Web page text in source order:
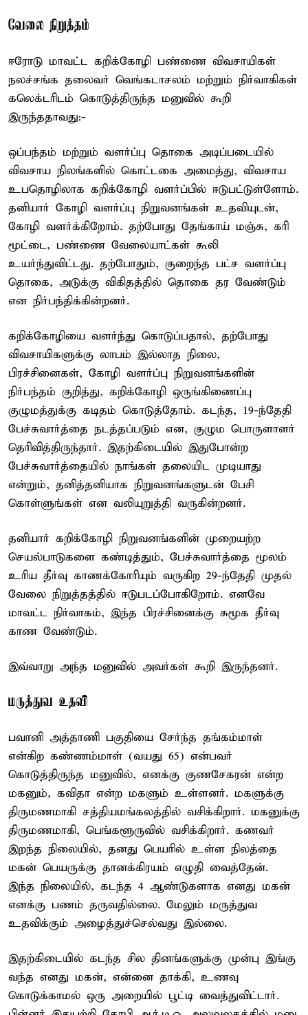
வேலை நிறுத்தம்
ஈரோடு மாவட்ட கறிக்கோழி பண்ணை விவசாயிகள்
நலச்சங்க தலைவர் வெங்கடாசலம் மற்றும் நிர்வாகிகள்
கலெக்டரிடம் கொடுத்திருந்த மனுவில் கூறி
இருந்ததாவது:-
ஒப்பந்தம் மற்றும் வளர்ப்பு தொகை அடிப்படையில்
விவசாய நிலங்களில் கொட்டகை அமைத்து, விவசாய
உபதொழிலாக கறிக்கோழி வளர்ப்பில் ஈடுபட்டுள்ளோம்.
தனியார் கோழி வளர்ப்பு நிறுவனங்கள் உதவியுடன்,
கோழி வளர்க்கிறோம். தற்போது தேங்காய் மஞ்சு, கரி
மூட்டை, பண்ணை வேலையாட்கள் கூலி
உயர்ந்துவிட்டது. தற்போதும், குறைந்த பட்ச வளர்ப்பு
தொகை, அடுக்கு விகிதத்தில் தொகை தர வேண்டும்
என நிர்பந்திக்கின்றனர்.
கறிக்கோழியை வளர்ந்து கொடுப்பதால், தற்போது
விவசாயிகளுக்கு லாபம் இல்லாத நிலை,
பிரச்சினைகள், கோழி வளர்ப்பு நிறுவனங்களின்
நிர்பந்தம் குறித்து, கறிக்கோழி ஒருங்கிணைப்பு
குழுமத்துக்கு கடிதம் கொடுத்தோம். கடந்த, 19-ந்தேதி
பேச்சுவார்த்தை நடத்தப்படும் என, குழும பொருளாளர்
தெரிவித்திருந்தார். இதற்கிடையில் இதுபோன்ற
பேச்சுவார்த்தையில் நாங்கள் தலையிட முடியாது
என்றும், தனித்தனியாக நிறுவனங்களுடன் பேசி
கொள்ளுங்கள் என வலியுறுத்தி வருகின்றனர்.
தனியார் கறிக்கோழி நிறுவனங்களின் முறையற்ற
செயல்பாடுகளை கண்டித்தும், பேச்சுவார்த்தை மூலம்
உரிய தீர்வு காணக்கோரியும் வருகிற 29-ந்தேதி முதல்
வேலை நிறுத்தத்தில் ஈடுபடப்போகிறோம். எனவே
மாவட்ட நிர்வாகம், இந்த பிரச்சினைக்கு சுமூக தீர்வு
காண வேண்டும்.
இவ்வாறு அந்த மனுவில் அவர்கள் கூறி இருந்தனர்.
மருத்துவ உதவி
பவானி அத்தாணி பகுதியை சேர்ந்த தங்கம்மாள்
என்கிற கண்ணம்மாள் (வயது 65) என்பவர்
கொடுத்திருந்த மனுவில், எனக்கு குணசேகரன் என்ற
மகனும், கவிதா என்ற மகளும் உள்ளனர். மகளுக்கு
திருமணமாகி சத்தியமங்கலத்தில் வசிக்கிறார். மகனுக்கு
திருமணமாகி, பெங்களூருவில் வசிக்கிறார். கணவர்
இறந்த நிலையில், தனது பெயரில் உள்ள நிலத்தை
மகன் பெயருக்கு தானக்கிரயம் எழுதி வைத்தேன்.
இந்த நிலையில், கடந்த 4 ஆண்டுகளாக எனது மகன்
எனக்கு பணம் தருவதில்லை. மேலும் மருத்துவ
உதவிக்கும் அழைத்துச்செல்வது இல்லை.
இதற்கிடையில் கடந்த சில தினங்களுக்கு முன்பு இங்கு
வந்த எனது மகன், என்னை தாக்கி, உணவு
கொடுக்காமல் ஒரு அறையில் பூட்டி வைத்துவிட்டார்.